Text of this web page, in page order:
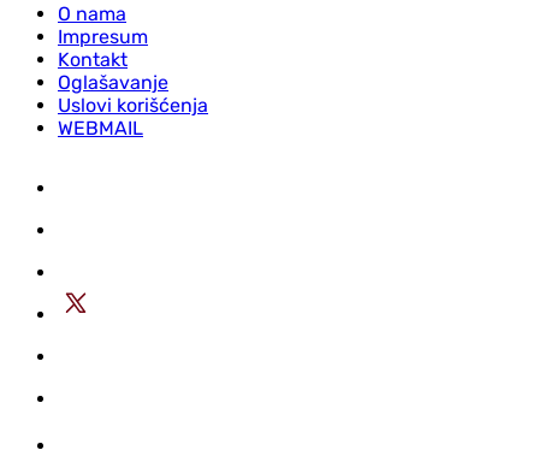
O nama
Impresum
Kontakt
Oglašavanje
Uslovi korišćenja
WEBMAIL